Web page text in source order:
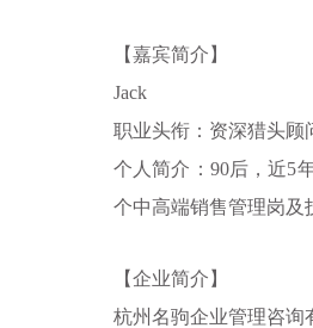
【嘉宾简介】
Jack
职业头衔：资深猎头顾
个人简介： 90后，近5
个中高端销售管理岗及
【企业简介】
杭州名驹企业管理咨询